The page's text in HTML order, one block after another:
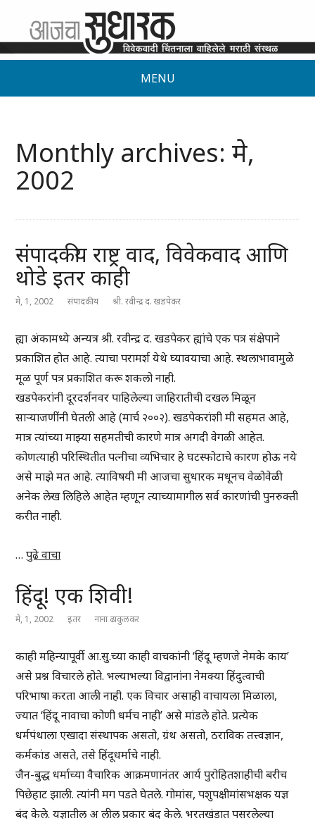
MENU
Monthly archives: मे,
2002
संपादकीय राष्ट्र वाद, विवेकवाद आणि
थोडे इतर काही
मे, 1, 2002 संपादकीय श्री. रवीन्द्र द. खडपेकर
ह्या अंकामध्ये अन्यत्र श्री. रवीन्द्र द. खडपेकर ह्यांचे एक पत्र संक्षेपाने
प्रकाशित होत आहे. त्याचा परामर्श येथे घ्यावयाचा आहे. स्थलाभावामुळे
मूळ पूर्ण पत्र प्रकाशित करू शकलो नाही.
खडपेकरांनी दूरदर्शनवर पाहिलेल्या जाहिरातीची दखल मिळून
साऱ्याजणींनी घेतली आहे (मार्च २००२). खडपेकरांशी मी सहमत आहे,
मात्र त्यांच्या माझ्या सहमतीची कारणे मात्र अगदी वेगळी आहेत.
कोणत्याही परिस्थितीत पत्नीचा व्यभिचार हे घटस्फोटाचे कारण होऊ नये
असे माझे मत आहे. त्याविषयी मी आजचा सुधारक मधूनच वेळोवेळी
अनेक लेख लिहिले आहेत म्हणून त्याच्यामागील सर्व कारणांची पुनरुक्ती
करीत नाही.
…पुढे वाचा
हिंदू! एक शिवी!
मे, 1, 2002 इतर नाना ढाकुलकर
काही महिन्यापूर्वी आ.सु.च्या काही वाचकांनी ‘हिंदू म्हणजे नेमके काय’
असे प्रश्न विचारले होते. भल्याभल्या विद्वानांना नेमक्या हिंदुत्वाची
परिभाषा करता आली नाही. एक विचार असाही वाचायला मिळाला,
ज्यात ‘हिंदू नावाचा कोणी धर्मच नाही’ असे मांडले होते. प्रत्येक
धर्मपंथाला एखादा संस्थापक असतो, ग्रंथ असतो, ठराविक तत्त्वज्ञान,
कर्मकांड असते, तसे हिंदूधर्माचे नाही.
जैन-बुद्ध धर्माच्या वैचारिक आक्रमणानंतर आर्य पुरोहितशाहीची बरीच
पिछेहाट झाली. त्यांनी मग पडते घेतले. गोमांस, पशुपक्षीमांसभक्षक यज्ञ
बंद केले. यज्ञातील अ लील प्रकार बंद केले. भरतखंडात पसरलेल्या